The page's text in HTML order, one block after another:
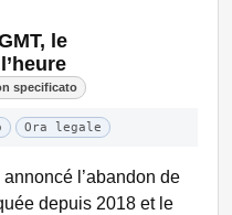
le
specificato
Ora legale
l’abandon de
depuis 2018 et le